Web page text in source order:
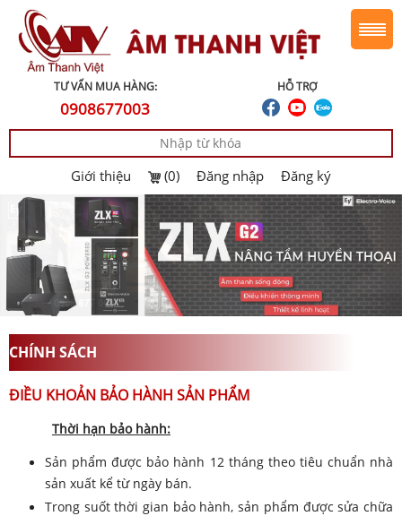
HỖ TRỢ
TƯ VẤN MUA HÀNG:
0908677003
Giới thiệu (0) Đăng nhập Đăng ký
CHÍNH SÁCH
ĐIỀU KHOẢN BẢO HÀNH SẢN PHẨM
Thời hạn bảo hành:
Sản phẩm được bảo hành 12 tháng theo tiêu chuẩn nhà
sản xuất kể từ ngày bán.
Trong suốt thời gian bảo hành, sản phẩm được sửa chữa